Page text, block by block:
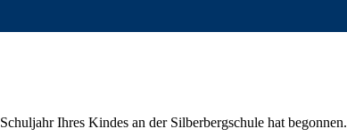
Ihres Kindes an der Silberbergschule hat begonnen.